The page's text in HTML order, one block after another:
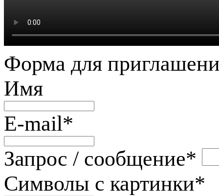
Форма для
Имя
E-mail*
Запрос / сообщение*
Символы с картинки*